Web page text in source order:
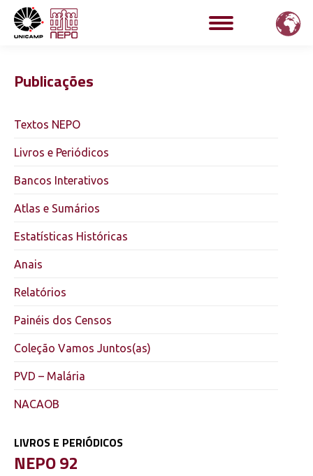
Publicações
Textos NEPO
Livros e Periódicos
Bancos Interativos
Atlas e Sumários
Estatísticas Históricas
Anais
Relatórios
Painéis dos Censos
Coleção Vamos Juntos(as)
PVD – Malária
NACAOB
LIVROS E PERIÓDICOS
NEPO 92